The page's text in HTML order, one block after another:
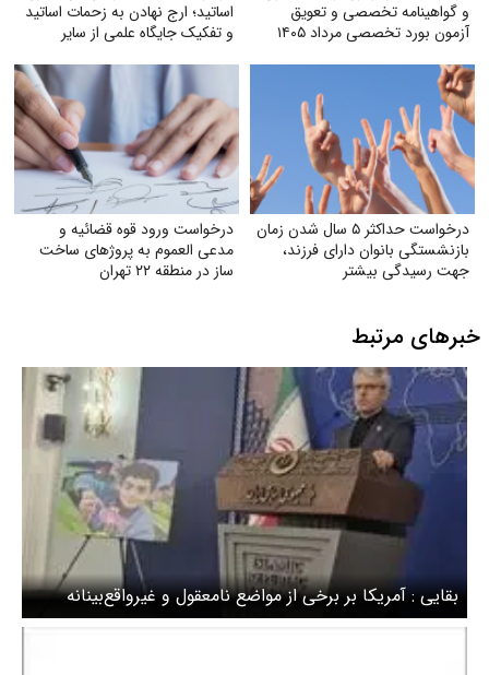
و گواهینامه تخصصی و تعویق
آزمون بورد تخصصی مرداد ۱۴۰۵
اساتید؛ ارج نهادن به زحمات اساتید
و تفکیک جایگاه علمی از سایر
درخواست حداکثر ۵ سال شدن زمان
بازنشستگی بانوان دارای فرزند،
جهت رسیدگی بیشتر
درخواست ورود قوه قضائیه و
مدعی العموم به پروژهای ساخت
ساز در منطقه ۲۲ تهران
خبرهای مرتبط
بقایی : آمریکا بر برخی از مواضع نامعقول و غیرواقع‌بینانه
اصرار دارد/در مذاکرات با آمریکا، اعتمادی وجود ندارد